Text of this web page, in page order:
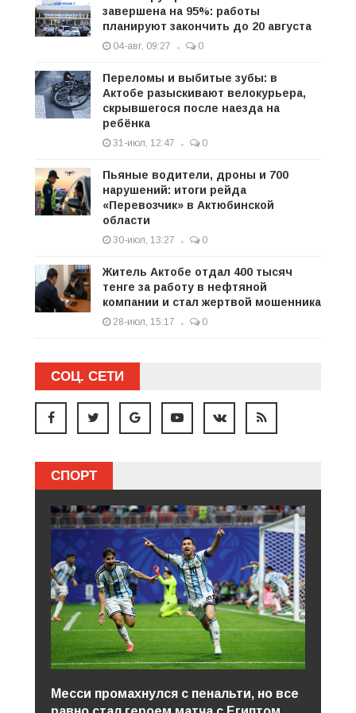
завершена на 95%: работы
планируют закончить до 20 августа
04-авг, 09:27 0
Переломы и выбитые зубы: в
Актобе разыскивают велокурьера,
скрывшегося после наезда на
ребёнка
31-июл, 12:47 0
Пьяные водители, дроны и 700
нарушений: итоги рейда
«Перевозчик» в Актюбинской
области
30-июл, 13:27 0
Житель Актобе отдал 400 тысяч
тенге за работу в нефтяной
компании и стал жертвой мошенника
28-июл, 15:17 0
СОЦ. СЕТИ
СПОРТ
Месси промахнулся с пенальти, но все